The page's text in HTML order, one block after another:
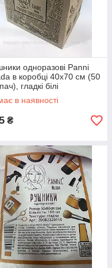
одноразові Panni
в коробці 40х70 см (50
гладкі білі
в наявності
₴